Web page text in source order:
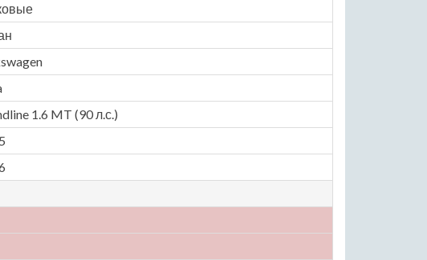
1.6 MT (90 л.с.)